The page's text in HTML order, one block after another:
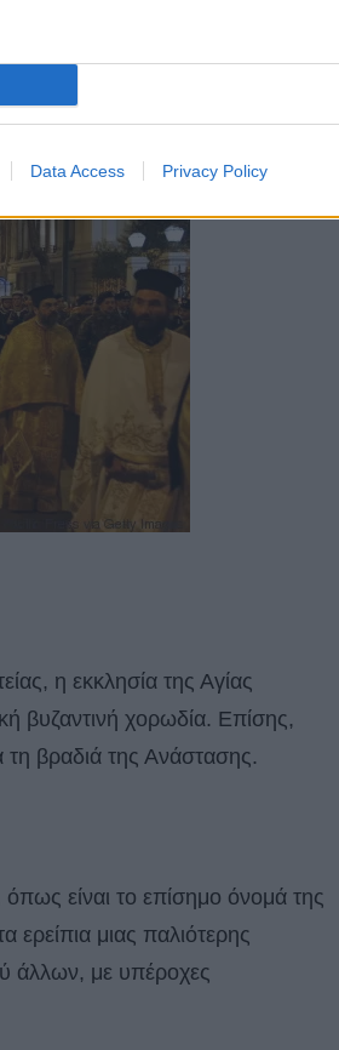
Data Access Privacy Policy
από οτιδήποτε άλλο.
η εκκλησία της Αγίας
βυζαντινή χορωδία. Επίσης,
τη βραδιά της Ανάστασης.
είναι το επίσημο όνομά της
ερείπια μιας παλιότερης
άλλων, με υπέροχες